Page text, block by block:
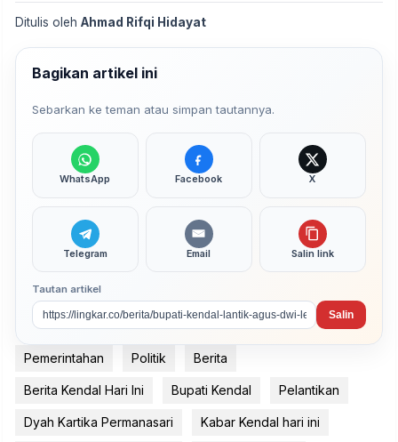
Ditulis oleh Ahmad Rifqi Hidayat
Bagikan artikel ini
Sebarkan ke teman atau simpan tautannya.
WhatsApp Facebook X
Telegram Email Salin link
Tautan artikel
Salin
Pemerintahan Politik Berita
Berita Kendal Hari Ini Bupati Kendal Pelantikan
Dyah Kartika Permanasari Kabar Kendal hari ini